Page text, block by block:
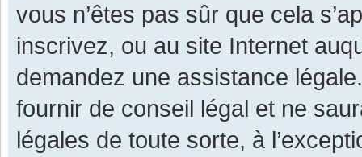
vous n’êtes pas sûr que cela
inscrivez, ou au site Internet
demandez une assistance
fournir de conseil légal et ne
légales de toute sorte, à